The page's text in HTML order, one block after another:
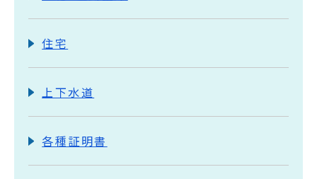
住宅
上下水道
各種証明書